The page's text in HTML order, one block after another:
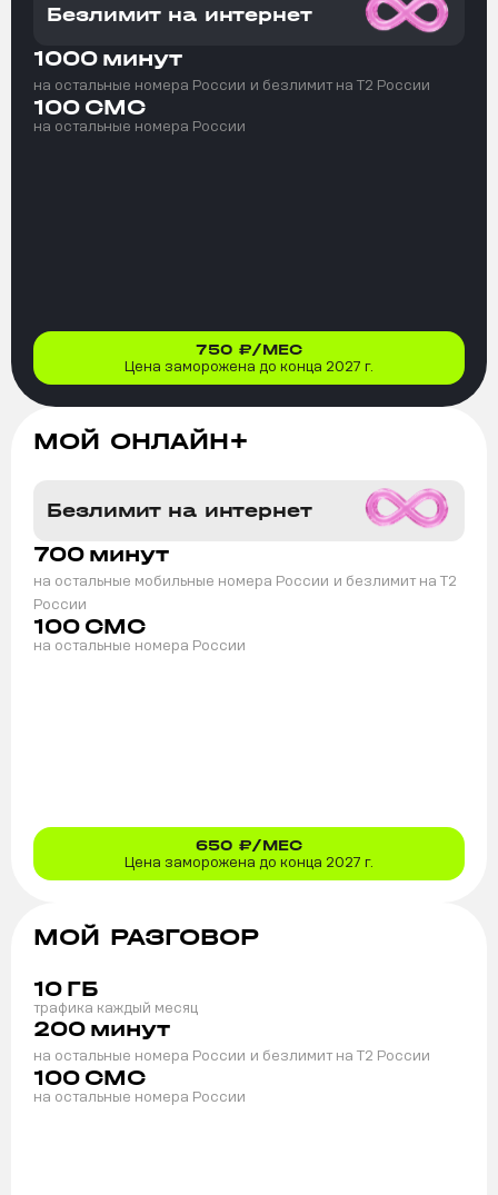
Безлимит на интернет
1000 минут
на остальные номера России и безлимит на T2 России
100 СМС
на остальные номера России
750 ₽/МЕС
Цена заморожена до конца 2027 г.
МОЙ ОНЛАЙН+
Безлимит на интернет
700 минут
на остальные мобильные номера России и безлимит на T2
России
100 СМС
на остальные номера России
650 ₽/МЕС
Цена заморожена до конца 2027 г.
МОЙ РАЗГОВОР
10 ГБ
трафика каждый месяц
200 минут
на остальные номера России и безлимит на T2 России
100 СМС
на остальные номера России